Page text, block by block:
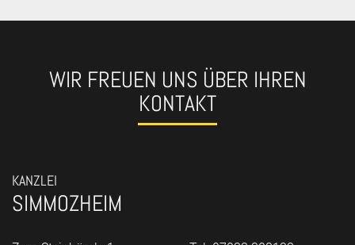
WIR FREUEN UNS ÜBER IHREN
KONTAKT
KANZLEI
SIMMOZHEIM